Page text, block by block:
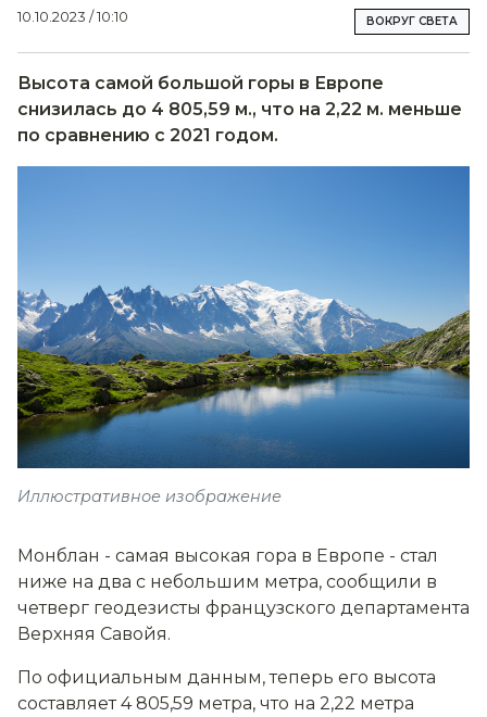
10.10.2023 / 10:10 ВОКРУГ СВЕТА
Высота самой большой горы в Европе
снизилась до 4 805,59 м., что на 2,22 м. меньше
по сравнению с 2021 годом.
Иллюстративное изображение
Монблан - самая высокая гора в Европе - стал
ниже на два с небольшим метра, сообщили в
четверг геодезисты французского департамента
Верхняя Савойя.
По официальным данным, теперь его высота
составляет 4 805,59 метра, что на 2,22 метра